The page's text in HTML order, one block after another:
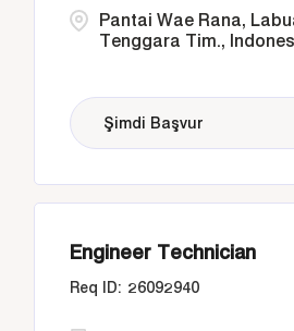
Pantai Wae Rana,
Tenggara Tim.,
Şimdi Başvur
Engineer Technician
26092940